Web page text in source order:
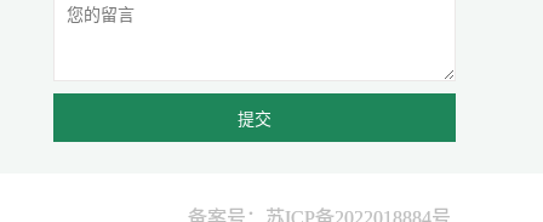
备案号：苏ICP备2022018884号